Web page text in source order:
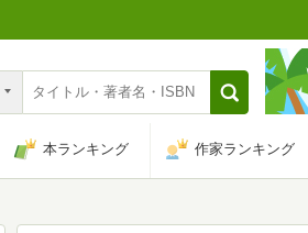
本ランキング 作家ランキング